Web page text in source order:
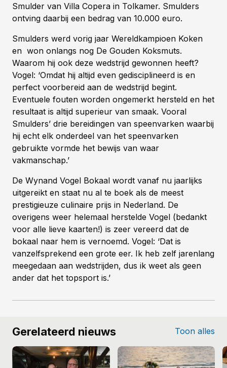
Smulder van Villa Copera in Tolkamer. Smulders
ontving daarbij een bedrag van 10.000 euro.
Smulders werd vorig jaar Wereldkampioen Koken
en won onlangs nog De Gouden Koksmuts.
Waarom hij ook deze wedstrijd gewonnen heeft?
Vogel: ‘Omdat hij altijd even gedisciplineerd is en
perfect voorbereid aan de wedstrijd begint.
Eventuele fouten worden ongemerkt hersteld en het
resultaat is altijd superieur van smaak. Vooral
Smulders’ drie bereidingen van speenvarken waarbij
hij echt elk onderdeel van het speenvarken
gebruikte vormde het bewijs van waar
vakmanschap.’
De Wynand Vogel Bokaal wordt vanaf nu jaarlijks
uitgereikt en staat nu al te boek als de meest
prestigieuze culinaire prijs in Nederland. De
overigens weer helemaal herstelde Vogel (bedankt
voor alle lieve kaarten!) is zeer vereerd dat de
bokaal naar hem is vernoemd. Vogel: ‘Dat is
vanzelfsprekend een grote eer. Ik heb zelf jarenlang
meegedaan aan wedstrijden, dus ik weet als geen
ander dat het topsport is.’
Gerelateerd nieuws Toon alles